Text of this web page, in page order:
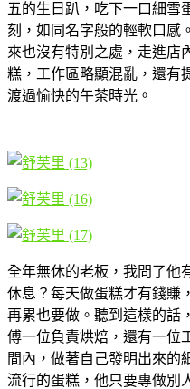
五的生日趴，吃下一口細雪
刻，如同名字般的輕軟口感
來也沒有特別之處，走進店
糕，工作區略顯混亂，還有
渡過愉快的午茶時光。
全年無休的老板，我問了他
休息？每天做蛋糕才有錢賺
再累也要做。聽到這樣的話
傅一位負責烘焙，還有一位
間內，做著自己發明出來的
流行的蛋糕，他只要專做別